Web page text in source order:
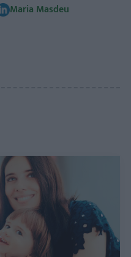
Maria Masdeu